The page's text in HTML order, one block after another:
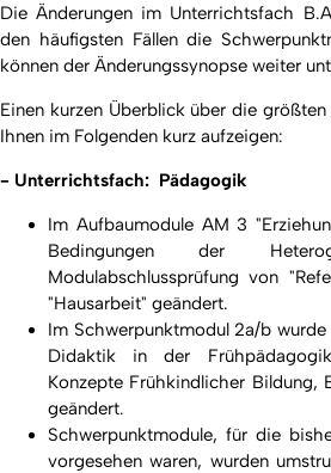
Die Änderungen im Unterrichtsfach
den häufigsten Fällen die
können der Änderungssynopse weiter
Einen kurzen Überblick über die
Ihnen im Folgenden kurz aufzeigen:
- Unterrichtsfach: Pädagogik
Im Aufbaumodule AM 3
Bedingungen der
Modulabschlussprüfung von
"Hausarbeit" geändert.
Im Schwerpunktmodul 2a/b
Didaktik in der
Konzepte Frühkindlicher Bildung,
geändert.
Schwerpunktmodule, für die
vorgesehen waren, wurden